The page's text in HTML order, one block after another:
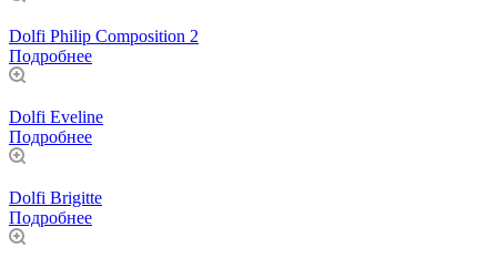
Dolfi Philip Composition 2
Подробнее
Dolfi Eveline
Подробнее
Dolfi Brigitte
Подробнее